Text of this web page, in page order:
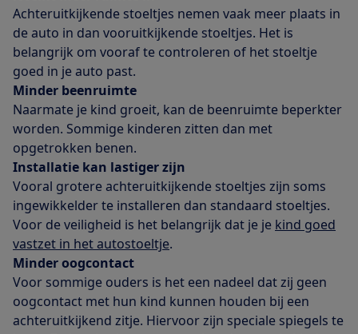
Achteruitkijkende stoeltjes nemen vaak meer plaats in
de auto in dan vooruitkijkende stoeltjes. Het is
belangrijk om vooraf te controleren of het stoeltje
goed in je auto past.
Minder beenruimte
Naarmate je kind groeit, kan de beenruimte beperkter
worden. Sommige kinderen zitten dan met
opgetrokken benen.
Installatie kan lastiger zijn
Vooral grotere achteruitkijkende stoeltjes zijn soms
ingewikkelder te installeren dan standaard stoeltjes.
Voor de veiligheid is het belangrijk dat je je kind goed
vastzet in het autostoeltje.
Minder oogcontact
Voor sommige ouders is het een nadeel dat zij geen
oogcontact met hun kind kunnen houden bij een
achteruitkijkend zitje. Hiervoor zijn speciale spiegels te